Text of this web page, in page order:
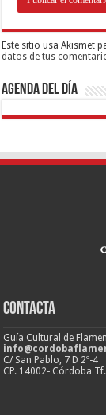
Este sitio usa Akismet
datos de tus
Agenda del día
Contacta
Guía Cultural de
C/ San Pablo, 7 D 2º-4
CP. 14002- Córdoba